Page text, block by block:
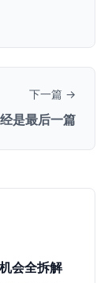
下一篇 →
是最后一篇
会全拆解